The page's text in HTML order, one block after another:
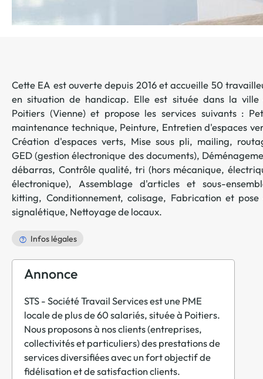
Cette EA est ouverte depuis 2016 et accueille 50
en situation de handicap. Elle est située dans la ville
Poitiers (Vienne) et propose les services suivants :
maintenance technique, Peinture, Entretien d'espaces
Création d'espaces verts, Mise sous pli, mailing,
GED (gestion électronique des documents),
débarras, Contrôle qualité, tri (hors mécanique,
électronique), Assemblage d'articles et sous-
kitting, Conditionnement, colisage, Fabrication et pose
signalétique, Nettoyage de locaux.
Infos légales
Annonce
STS - Société Travail Services est une PME
locale de plus de 60 salariés, située à Poitiers.
Nous proposons à nos clients (entreprises,
collectivités et particuliers) des prestations de
services diversifiées avec un fort objectif de
fidélisation et de satisfaction clients.